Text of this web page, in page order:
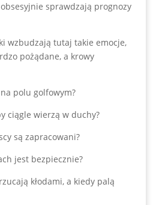
sprawdzają prognozy
wzbudzają tutaj takie emocje,
pożądane, a krowy
polu golfowym?
ciągle wierzą w duchy?
są zapracowani?
jest bezpiecznie?
kłodami, a kiedy palą